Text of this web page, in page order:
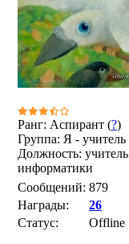
Ранг: Аспирант (?)
Группа: Я - учитель
Должность: учитель
информатики
Сообщений: 879
Награды:
26
Статус:
Offline